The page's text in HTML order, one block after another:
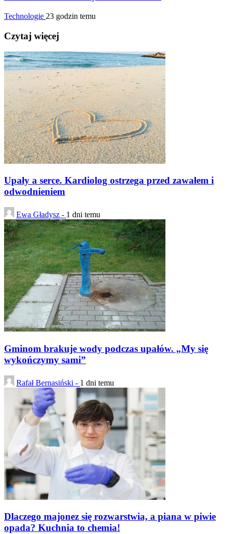
Technologie 23 godzin temu
Czytaj więcej
Upały a serce. Kardiolog ostrzega przed zawałem i
odwodnieniem
Ewa Gładysz - 1 dni temu
Gminom brakuje wody podczas upałów. „My się
wykończymy sami”
Rafał Bernasiński - 1 dni temu
Dlaczego majonez się rozwarstwia, a piana w piwie
opada? Kuchnia to chemia!